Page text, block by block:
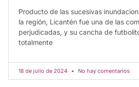
Producto de las sucesivas
la región, Licantén fue una de las
perjudicadas, y su cancha de
totalmente
18 de julio de 2024 No hay comentarios